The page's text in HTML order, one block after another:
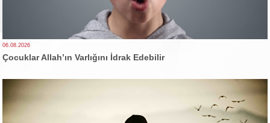
06.08.2026
Çocuklar Allah’ın Varlığını İdrak Edebilir